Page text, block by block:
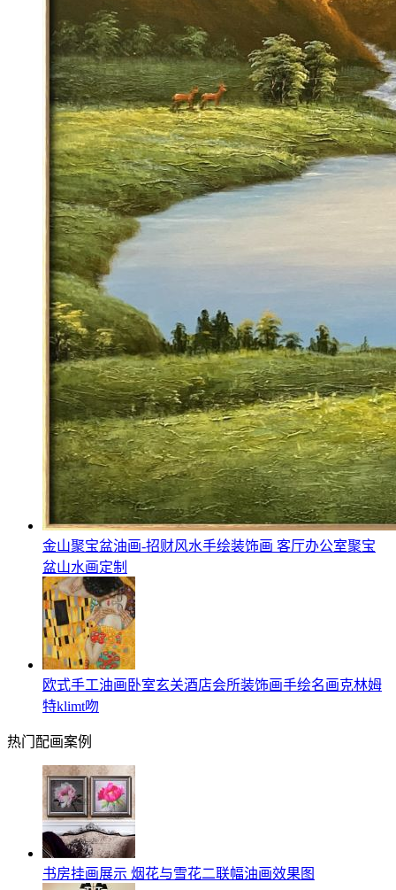
金山聚宝盆油画-招财风水手绘装饰画 客厅办公室聚宝
盆山水画定制
欧式手工油画卧室玄关酒店会所装饰画手绘名画克林姆
特klimt吻
热门配画案例
书房挂画展示 烟花与雪花二联幅油画效果图